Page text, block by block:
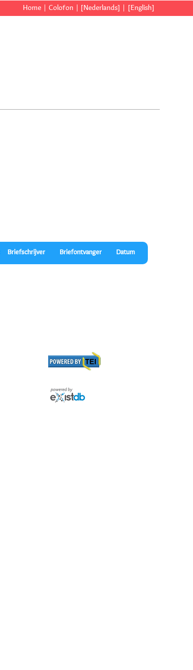
Home Colofon [Nederlands] [English]
Briefschrijver Briefontvanger Datum